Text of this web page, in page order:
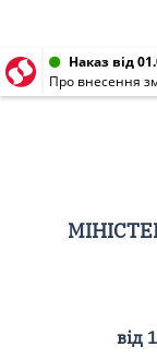
Наказ від
від